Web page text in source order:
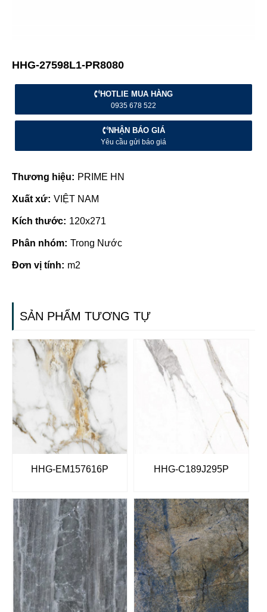
HHG-27598L1-PR8080
HOTLIE MUA HÀNG
0935 678 522
NHẬN BÁO GIÁ
Yêu cầu gửi báo giá
Thương hiệu: PRIME HN
Xuất xứ: VIỆT NAM
Kích thước: 120x271
Phân nhóm: Trong Nước
Đơn vị tính: m2
SẢN PHẨM TƯƠNG TỰ
HHG-EM157616P HHG-C189J295P